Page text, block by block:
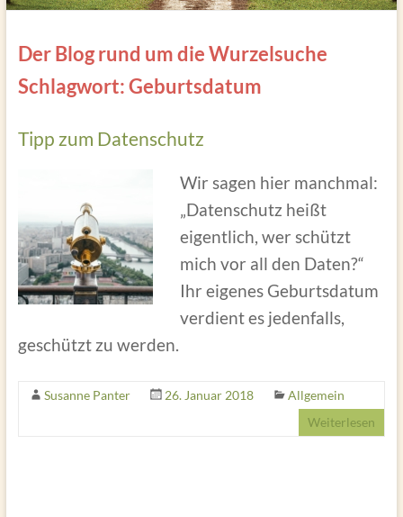
Der Blog rund um die Wurzelsuche
Schlagwort: Geburtsdatum
Tipp zum Datenschutz
Wir sagen hier manchmal:
„Datenschutz heißt
eigentlich, wer schützt
mich vor all den Daten?“
Ihr eigenes Geburtsdatum
verdient es jedenfalls,
geschützt zu werden.
Susanne Panter 26. Januar 2018
Allgemein
Weiterlesen